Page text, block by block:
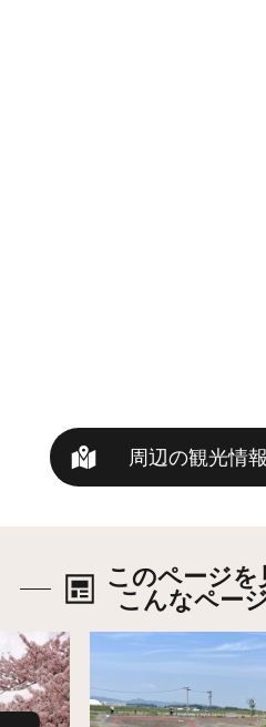
周辺の観光情
このページを
こんなペー
詳細はこちら